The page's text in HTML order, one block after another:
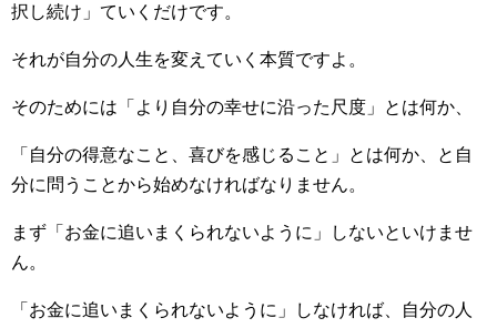
択し続け」ていくだけです。
それが自分の人生を変えていく本質ですよ。
そのためには「より自分の幸せに沿った尺度」とは何か、
「自分の得意なこと、喜びを感じること」とは何か、と自
分に問うことから始めなければなりません。
まず「お金に追いまくられないように」しないといけませ
ん。
「お金に追いまくられないように」しなければ、自分の人